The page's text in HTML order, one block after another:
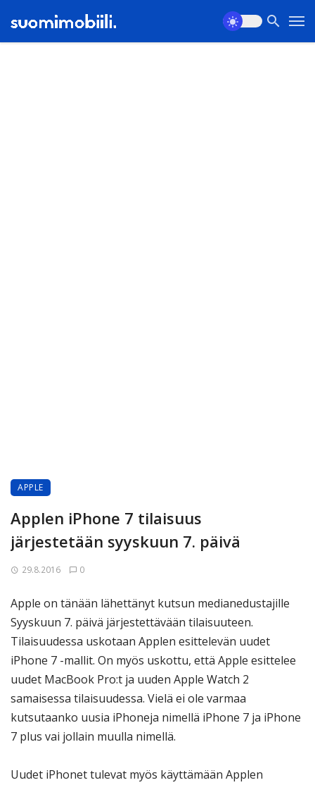
APPLE
Applen iPhone 7 tilaisuus
järjestetään syyskuun 7. päivä
29.8.2016 0
Apple on tänään lähettänyt kutsun medianedustajille
Syyskuun 7. päivä järjestettävään tilaisuuteen.
Tilaisuudessa uskotaan Applen esittelevän uudet
iPhone 7 -mallit. On myös uskottu, että Apple esittelee
uudet MacBook Pro:t ja uuden Apple Watch 2
samaisessa tilaisuudessa. Vielä ei ole varmaa
kutsutaanko uusia iPhoneja nimellä iPhone 7 ja iPhone
7 plus vai jollain muulla nimellä.
Uudet iPhonet tulevat myös käyttämään Applen